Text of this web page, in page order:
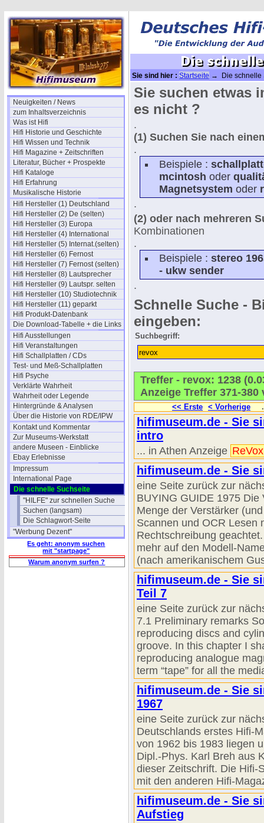
Neuigkeiten / News
zum Inhaltsverzeichnis
Was ist Hifi
Hifi Historie und Geschichte
Hifi Wissen und Technik
Hifi Magazine + Zeitschriften
Literatur, Bücher + Prospekte
Hifi Kataloge
Hifi Erfahrung
Musikalische Historie
Hifi Hersteller (1) Deutschland
Hifi Hersteller (2) De (selten)
Hifi Hersteller (3) Europa
Hifi Hersteller (4) International
Hifi Hersteller (5) Internat.(selten)
Hifi Hersteller (6) Fernost
Hifi Hersteller (7) Fernost (selten)
Hifi Hersteller (8) Lautsprecher
Hifi Hersteller (9) Lautspr. selten
Hifi Hersteller (10) Studiotechnik
Hifi Hersteller (11) geparkt
Hifi Produkt-Datenbank
Die Download-Tabelle + die Links
Hifi Ausstellungen
Hifi Veranstaltungen
Hifi Schallplatten / CDs
Test- und Meß-Schallplatten
Hifi Psyche
Verklärte Wahrheit
Wahrheit oder Legende
Hintergründe & Analysen
Über die Historie von RDE/IPW
Kontakt und Kommentar
Zur Museums-Werkstatt
andere Museen - Einblicke
Ebay Erlebnisse
Impressum
International Page
Die schnelle Suchseite
"HILFE" zur schnellen Suche
Suchen (langsam)
Die Schlagwort-Seite
"Werbung Dezent"
Es geht: anonym suchen
mit "startpage"
Warum anonym surfen ?
Sie sind hier : Startseite → Die schnelle
Sie suchen etwas
es nicht ?
.
(1) Suchen Sie nach
.
Beispiele :
mcintosh oder
Magnetsystem oder
.
(2) oder nach mehreren
Kombinationen
.
Beispiele : stereo
- ukw sender
.
Schnelle Suche -
eingeben:
Suchbegriff:
Treffer - revox: 1238
Anzeige Treffer 371-380
<< Erste < Vorherige
hifimuseum.de - Sie
intro
... in Athen Anzeige ReVox
hifimuseum.de - Sie
eine Seite zurück zur
BUYING GUIDE 1975 Die
Menge der Verstärker
Scannen und OCR Lesen
Rechtschreibung
mehr auf den Modell-
(nach amerikanischem
hifimuseum.de - Sie
Teil 7
eine Seite zurück zur
7.1 Preliminary remarks
reproducing discs and
groove. In this chapter I
reproducing analogue
term “tape” for all the
hifimuseum.de - Sie
1967
eine Seite zurück zur
Deutschlands erstes Hifi-
von 1962 bis 1983 liegen
Dipl.-Phys. Karl Breh aus
dieser Zeitschrift. Die Hifi-
mit den anderen Hifi-
hifimuseum.de - Sie
Aufstieg